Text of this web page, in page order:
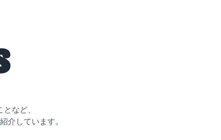
など、
介しています。